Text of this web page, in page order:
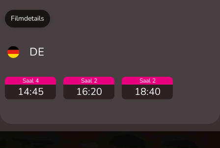
Filmdetails
DE
Saal 4
14:45
Saal 2
16:20
Saal 2
18:40